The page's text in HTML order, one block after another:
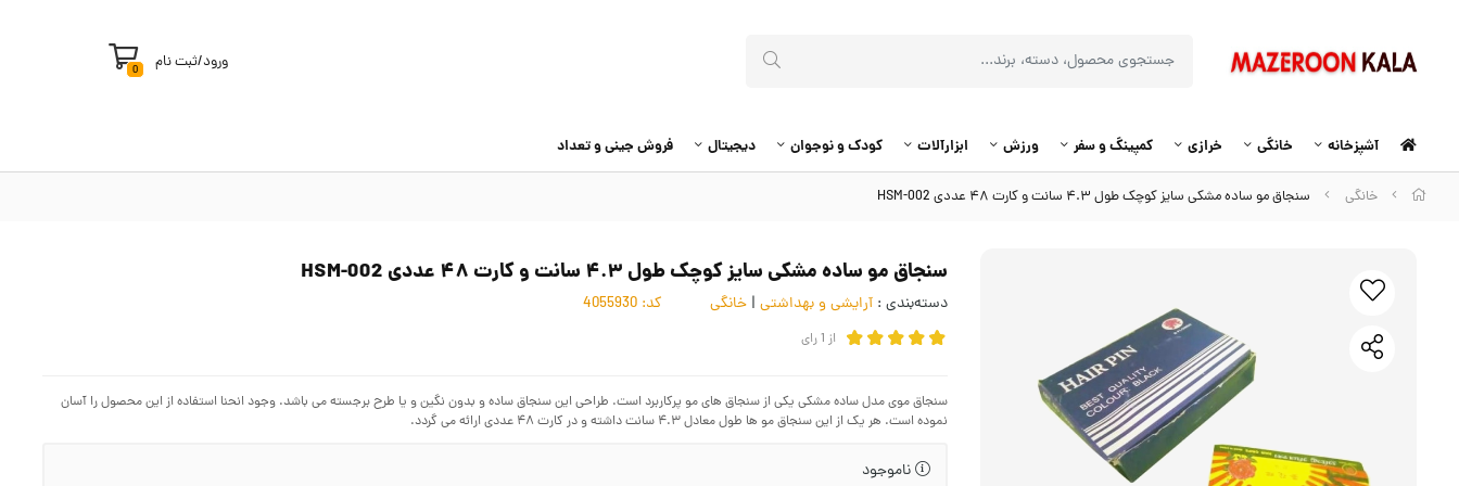
ورود/ثبت نام 0
آشپزخانه خانگی خرازی کمپینگ و سفر ورزش ابزارآلات کودک و نوجوان دیجیتال فروش جینی و تعداد
خانگی سنجاق مو ساده مشکی سایز کوچک طول ۴.۳ سانت و کارت ۴۸ عددی HSM-002
سنجاق مو ساده مشکی سایز کوچک طول ۴.۳ سانت و کارت ۴۸ عددی HSM-002
دسته‌بندی : آرایشی و بهداشتی | خانگی کد:
از 1رای
سنجاق موی مدل ساده مشکی یکی از سنجاق های مو پرکاربرد است. طراحی این سنجاق ساده و بدون نگین و یا طرح برجسته می باشد. وجود انحنا استفاده از این محصول را آسان
نموده است. هر یک از این سنجاق مو ها طول معادل ۴.۳ سانت داشته و در کارت ۴۸ عددی ارائه می گردد.
ناموجود